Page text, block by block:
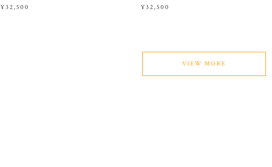
¥32,500 ¥32,500
VIEW MORE